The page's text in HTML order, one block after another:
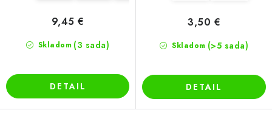
Skladom (3 sada)
9,45 €
DETAIL
Skladom (>5 sada)
3,50 €
DETAIL